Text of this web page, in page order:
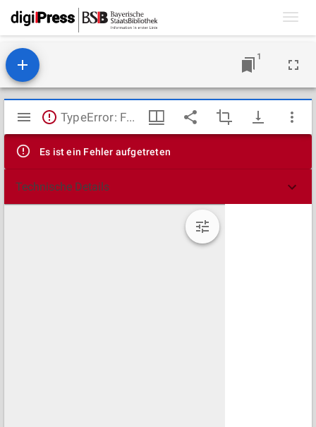
1
Mirador
Viewer
TypeError: Failed to fetch
Es ist ein Fehler aufgetreten
Technische Details